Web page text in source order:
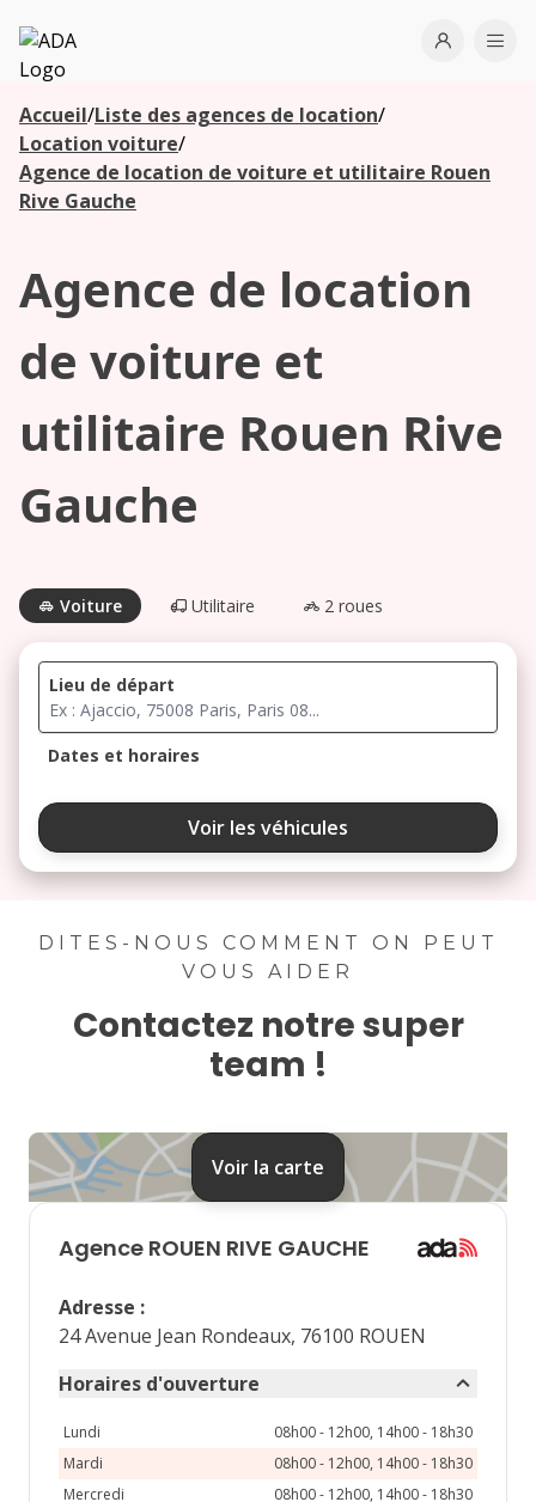
ADA
Open
Accueil/Liste des agences de location/
Location voiture/
Agence de location de voiture et utilitaire Rouen
Rive Gauche
Agence de location
de voiture et
utilitaire Rouen Rive
Gauche
Voiture Utilitaire 2 roues
Lieu de départ
Dates et horaires
août 2026
ma me
3 4 5 6 7
17 18 19 20
31
septembre 2026
7
14
21 23 24 25
Voir les véhicules
DITES-NOUS COMMENT ON PEUT
VOUS AIDER
Contactez notre super
team !
Voir la carte
Agence ROUEN RIVE GAUCHE
Adresse :
24 Avenue Jean Rondeaux, 76100 ROUEN
Horaires d'ouverture
Lundi
08h00 - 12h00, 14h00 - 18h30
Mardi
08h00 - 12h00, 14h00 - 18h30
Mercredi
08h00 - 12h00, 14h00 - 18h30
Les
agences à
proximité
Commencez
votre
recherche
pour voir les
proximité